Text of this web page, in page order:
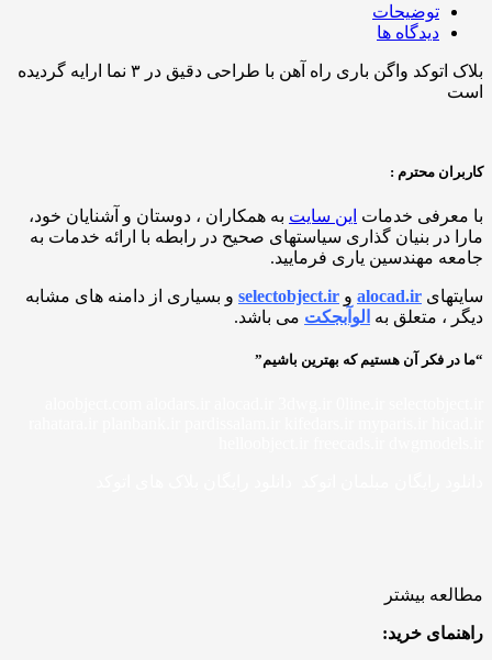
توضیحات
دیدگاه ها
بلاک اتوکد واگن باری راه آهن با طراحی دقیق در ۳ نما ارایه گردیده
محترم :
خدماتاین سایتبه همکاران ، دوستان و آشنایان خود،
در بنیان گذاری سیاستهای صحیح در رابطه با ارائه خدمات به
مهندسین یاری فرمایید.
alocad.ir وselectobject.ir و بسیاری از دامنه های مشابه
، متعلق بهالوآبجکت می باشد.
فکر آن هستیم که بهترین باشیم”
بیشتر
خرید: